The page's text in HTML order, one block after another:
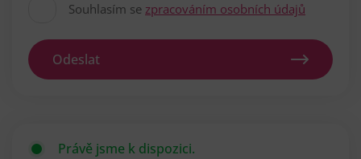
Souhlasím se zpracováním osobních údajů
Odeslat
Právě jsme k dispozici.